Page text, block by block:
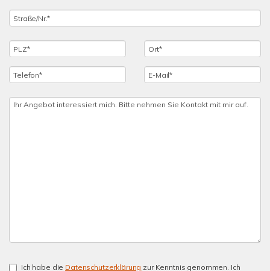
Ich habe die Datenschutzerklärung zur Kenntnis genommen. Ich